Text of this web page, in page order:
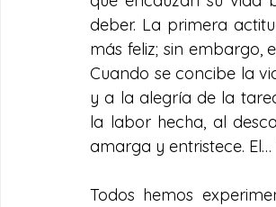
deber. La primera
más feliz; sin embargo,
Cuando se concibe la
y a la alegría de la
la labor hecha, al
amarga y entristece. El…
Todos hemos